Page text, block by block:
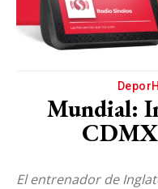
Mundial:
CDMX
El entrenador de